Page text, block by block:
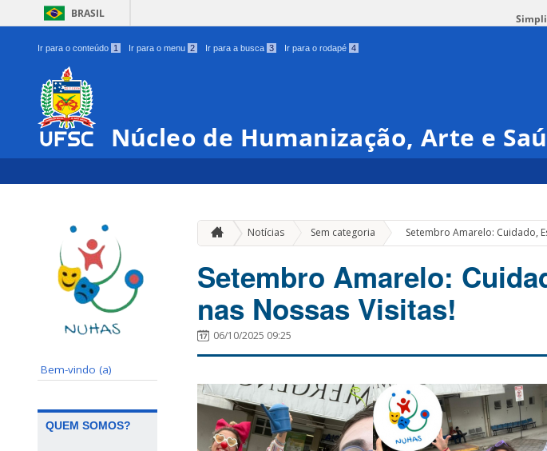
BRASIL
Ir para o conteúdo 1 Ir para o menu 2 Ir para a busca 3 Ir para o rodapé 4
Núcleo de Humanização, Arte e
Bem-vindo (a)
QUEM SOMOS?
Notícias Sem categoria » Setembro Amarelo: Cuidado,
Setembro Amarelo:
nas Nossas Visitas!
06/10/2025 09:25